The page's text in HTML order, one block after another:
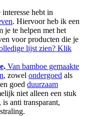
hebt in
. Hiervoor heb ik een
je te helpen met het
voor producten die je
lijst zien? Klik
. Van bamboe gemaakte
, zowel ondergoed als
goed duurzaam
niet alleen een stuk
anti transparant,